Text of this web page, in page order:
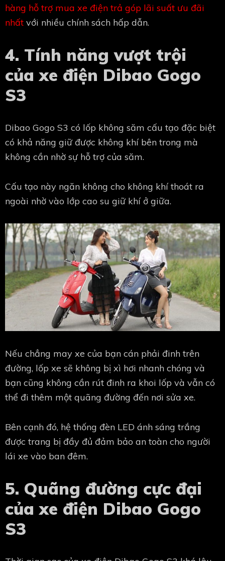
hàng hỗ trợ mua xe điện trả góp lãi suất ưu đãi
nhất với nhiều chính sách hấp dẫn.
4. Tính năng vượt trội
của xe điện Dibao Gogo
S3
Dibao Gogo S3 có lốp không săm cấu tạo đặc biệt
có khả năng giữ được không khí bên trong mà
không cần nhờ sự hỗ trợ của săm.
Cấu tạo này ngăn không cho không khí thoát ra
ngoài nhờ vào lớp cao su giữ khí ở giữa.
Nếu chẳng may xe của bạn cán phải đinh trên
đường, lốp xe sẽ không bị xì hơi nhanh chóng và
bạn cũng không cần rút đinh ra khoi lốp và vẫn có
thể đi thêm một quãng đường đến nơi sửa xe.
Bên cạnh đó, hệ thống đèn LED ánh sáng trắng
được trang bị đầy đủ đảm bảo an toàn cho người
lái xe vào ban đêm.
5. Quãng đường cực đại
của xe điện Dibao Gogo
S3